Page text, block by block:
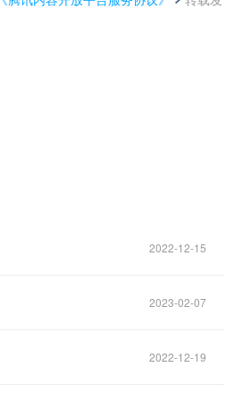
2022-12-15
2023-02-07
2022-12-19